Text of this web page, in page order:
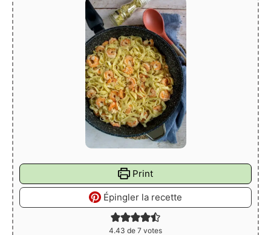
Print
Épingler la recette
4.43 de 7 votes